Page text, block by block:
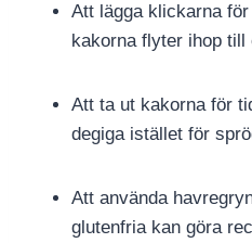
Att lägga klickarna
kakorna flyter ihop till
Att ta ut kakorna för
degiga istället för
Att använda
glutenfria kan göra